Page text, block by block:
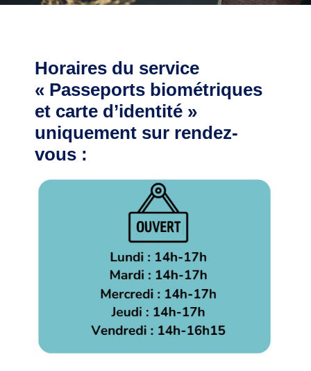
VIE ÉCONOMIQUE
Commerce et
artisanat
commerciale
CONSEIL MUNICIPAL
Edito du maire
Les élus
Délibérations
Budget
Horaires du service
« Passeports biométriques
et carte d’identité »
uniquement sur rendez-
vous :